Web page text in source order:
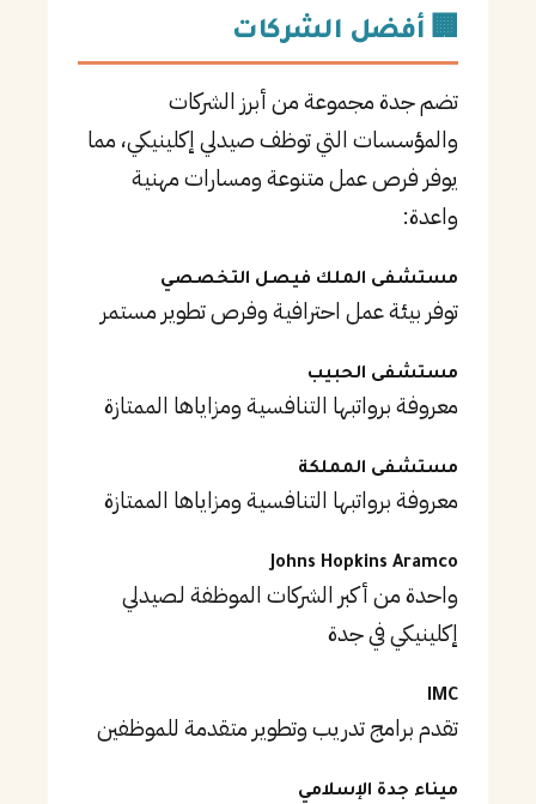
🏢 أفضل الشركات
تضم جدة مجموعة من أبرز الشركات
والمؤسسات التي توظف صيدلي إكلينيكي، مما
يوفر فرص عمل متنوعة ومسارات مهنية
واعدة:
مستشفى الملك فيصل التخصصي
توفر بيئة عمل احترافية وفرص تطوير مستمر
مستشفى الحبيب
معروفة برواتبها التنافسية ومزاياها الممتازة
مستشفى المملكة
معروفة برواتبها التنافسية ومزاياها الممتازة
Johns Hopkins Aramco
واحدة من أكبر الشركات الموظفة لـصيدلي
إكلينيكي في جدة
IMC
تقدم برامج تدريب وتطوير متقدمة للموظفين
ميناء جدة الإسلامي